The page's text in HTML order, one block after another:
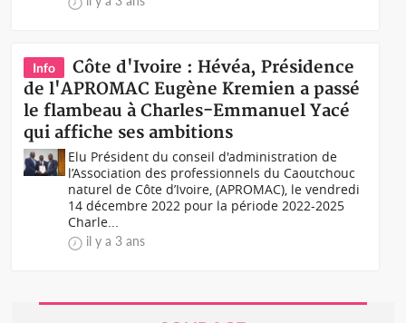
Info
Côte d'Ivoire : Hévéa, Présidence
de l'APROMAC Eugène Kremien a passé
le flambeau à Charles-Emmanuel Yacé
qui affiche ses ambitions
Elu Président du conseil d'administration de
l’Association des professionnels du Caoutchouc
naturel de Côte d’Ivoire, (APROMAC), le vendredi
14 décembre 2022 pour la période 2022-2025
Charle...
il y a 3 ans